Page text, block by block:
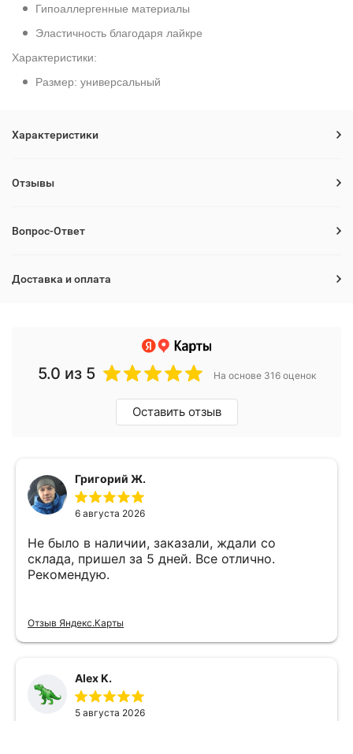
Гипоаллергенные материалы
Эластичность благодаря лайкре
Характеристики:
Размер: универсальный
Характеристики
Отзывы
Вопрос-Ответ
Доставка и оплата